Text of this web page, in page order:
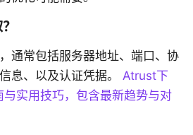
通常包括服务器地址、端口、协
息、以及认证凭据。 Atrust下
实用技巧，包含最新趋势与对